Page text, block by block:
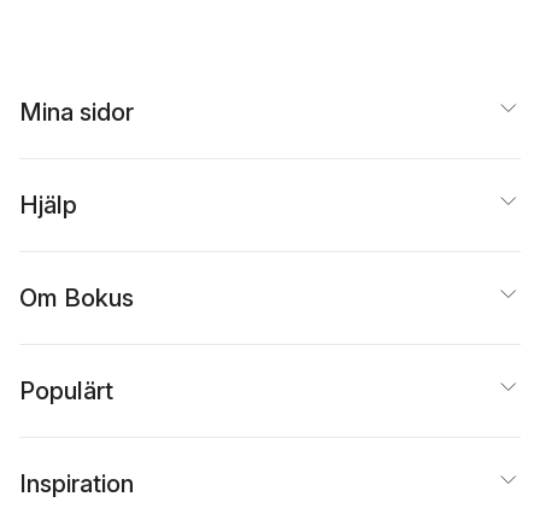
Mina sidor
Hjälp
Om Bokus
Populärt
Inspiration